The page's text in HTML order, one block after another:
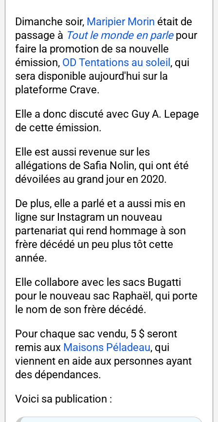
Dimanche soir, Maripier Morin était de
passage à Tout le monde en parlepour
faire la promotion de sa nouvelle
émission, OD Tentations au soleil , qui
sera disponible aujourd'hui sur la
plateforme Crave.
Elle a donc discuté avec Guy A. Lepage
de cette émission.
Elle est aussi revenue sur les
allégations de Safia Nolin, qui ont été
dévoilées au grand jour en 2020.
De plus, elle a parlé et a aussi mis en
ligne sur Instagram un nouveau
partenariat qui rend hommage à son
frère décédé un peu plus tôt cette
année.
Elle collabore avec les sacs Bugatti
pour le nouveau sac Raphaël, qui porte
le nom de son frère décédé.
Pour chaque sac vendu, 5 $ seront
remis aux Maisons Péladeau, qui
viennent en aide aux personnes ayant
des dépendances.
Voici sa publication :